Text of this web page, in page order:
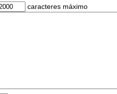
caracteres máximo